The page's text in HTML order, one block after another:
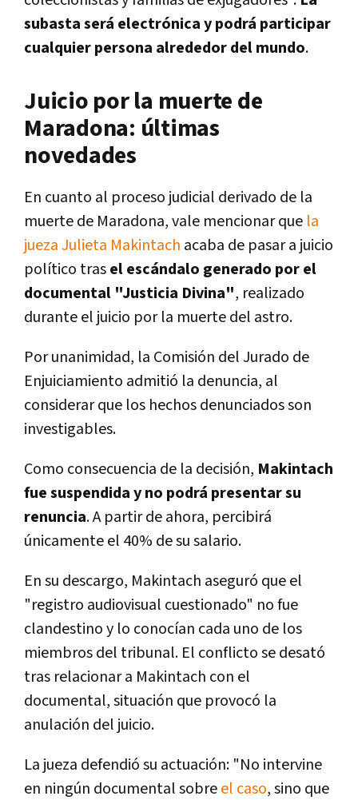
subasta será electrónica y podrá participar
cualquier persona alrededor del mundo.
Juicio por la muerte de
Maradona: últimas
novedades
En cuanto al proceso judicial derivado de la
muerte de Maradona, vale mencionar que la
jueza Julieta Makintach acaba de pasar a juicio
político trasel escándalo generado por el
documental "Justicia Divina", realizado
durante el juicio por la muerte del astro.
Por unanimidad, la Comisión del Jurado de
Enjuiciamiento admitió la denuncia, al
considerar que los hechos denunciados son
investigables.
Como consecuencia de la decisión, Makintach
fue suspendida y no podrá presentar su
renuncia. A partir de ahora, percibirá
únicamente el 40% de su salario.
En su descargo, Makintach aseguró que el
"registro audiovisual cuestionado" no fue
clandestino y lo conocían cada uno de los
miembros del tribunal. El conflicto se desató
tras relacionar a Makintach con el
documental, situación que provocó la
anulación del juicio.
La jueza defendió su actuación: "No intervine
en ningún documental sobreel caso, sino que